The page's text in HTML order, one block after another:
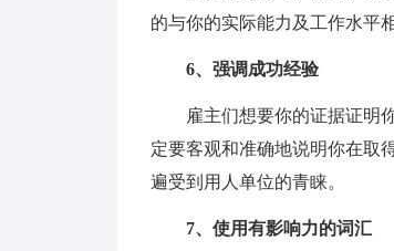
的与你的实际能力及工作水平相
6、强调成功经验
雇主们想要你的证据证明
定要客观和准确地说明你在取
遍受到用人单位的青睐。
7、使用有影响力的词汇